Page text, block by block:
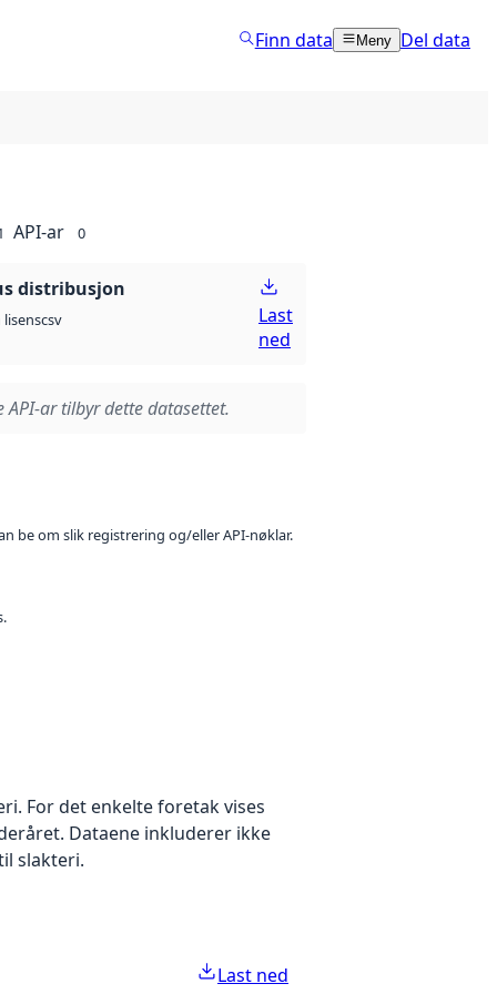
Finn data Meny Del data
API-ar 0
distribusjon
lisenscsv
Last
ned
API-ar tilbyr dette datasettet.
be om slik registrering og/eller API-nøklar.
For det enkelte foretak vises
Dataene inkluderer ikke
slakteri.
Last ned